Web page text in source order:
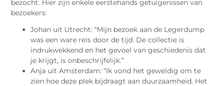
bezocht. Hier zijn enkele eerstehands getuigenissen van
bezoekers:
Johan uit Utrecht: “Mijn bezoek aan de Legerdump
was een ware reis door de tijd. De collectie is
indrukwekkend en het gevoel van geschiedenis dat
je krijgt, is onbeschrijfelijk.”
Anja uit Amsterdam: “Ik vond het geweldig om te
zien hoe deze plek bijdraagt aan duurzaamheid. Het